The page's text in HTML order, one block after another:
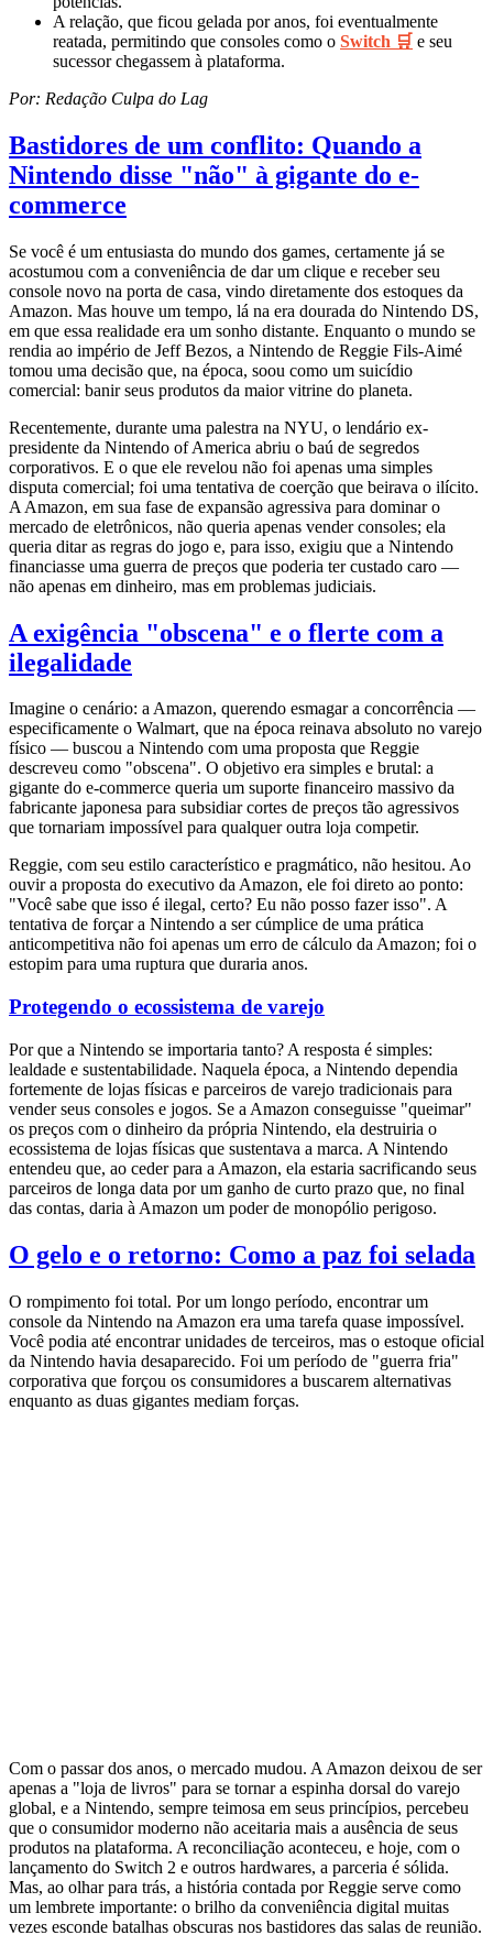
A relação, que ficou gelada por anos, foi eventualmente
reatada, permitindo que consoles como o Switch 🛒 e seu
sucessor chegassem à plataforma.
Por: Redação Culpa do Lag
Bastidores de um conflito: Quando a
Nintendo disse "não" à gigante do e-
commerce
Se você é um entusiasta do mundo dos games, certamente já se
acostumou com a conveniência de dar um clique e receber seu
console novo na porta de casa, vindo diretamente dos estoques da
Amazon. Mas houve um tempo, lá na era dourada do Nintendo DS,
em que essa realidade era um sonho distante. Enquanto o mundo se
rendia ao império de Jeff Bezos, a Nintendo de Reggie Fils-Aimé
tomou uma decisão que, na época, soou como um suicídio
comercial: banir seus produtos da maior vitrine do planeta.
Recentemente, durante uma palestra na NYU, o lendário ex-
presidente da Nintendo of America abriu o baú de segredos
corporativos. E o que ele revelou não foi apenas uma simples
disputa comercial; foi uma tentativa de coerção que beirava o ilícito.
A Amazon, em sua fase de expansão agressiva para dominar o
mercado de eletrônicos, não queria apenas vender consoles; ela
queria ditar as regras do jogo e, para isso, exigiu que a Nintendo
financiasse uma guerra de preços que poderia ter custado caro —
não apenas em dinheiro, mas em problemas judiciais.
A exigência "obscena" e o flerte com a
ilegalidade
Imagine o cenário: a Amazon, querendo esmagar a concorrência —
especificamente o Walmart, que na época reinava absoluto no varejo
físico — buscou a Nintendo com uma proposta que Reggie
descreveu como "obscena". O objetivo era simples e brutal: a
gigante do e-commerce queria um suporte financeiro massivo da
fabricante japonesa para subsidiar cortes de preços tão agressivos
que tornariam impossível para qualquer outra loja competir.
Reggie, com seu estilo característico e pragmático, não hesitou. Ao
ouvir a proposta do executivo da Amazon, ele foi direto ao ponto:
"Você sabe que isso é ilegal, certo? Eu não posso fazer isso". A
tentativa de forçar a Nintendo a ser cúmplice de uma prática
anticompetitiva não foi apenas um erro de cálculo da Amazon; foi o
estopim para uma ruptura que duraria anos.
Protegendo o ecossistema de varejo
Por que a Nintendo se importaria tanto? A resposta é simples:
lealdade e sustentabilidade. Naquela época, a Nintendo dependia
fortemente de lojas físicas e parceiros de varejo tradicionais para
vender seus consoles e jogos. Se a Amazon conseguisse "queimar"
os preços com o dinheiro da própria Nintendo, ela destruiria o
ecossistema de lojas físicas que sustentava a marca. A Nintendo
entendeu que, ao ceder para a Amazon, ela estaria sacrificando seus
parceiros de longa data por um ganho de curto prazo que, no final
das contas, daria à Amazon um poder de monopólio perigoso.
O gelo e o retorno: Como a paz foi selada
O rompimento foi total. Por um longo período, encontrar um
console da Nintendo na Amazon era uma tarefa quase impossível.
Você podia até encontrar unidades de terceiros, mas o estoque oficial
da Nintendo havia desaparecido. Foi um período de "guerra fria"
corporativa que forçou os consumidores a buscarem alternativas
enquanto as duas gigantes mediam forças.
Com o passar dos anos, o mercado mudou. A Amazon deixou de ser
apenas a "loja de livros" para se tornar a espinha dorsal do varejo
global, e a Nintendo, sempre teimosa em seus princípios, percebeu
que o consumidor moderno não aceitaria mais a ausência de seus
produtos na plataforma. A reconciliação aconteceu, e hoje, com o
lançamento do Switch 2 e outros hardwares, a parceria é sólida.
Mas, ao olhar para trás, a história contada por Reggie serve como
um lembrete importante: o brilho da conveniência digital muitas
vezes esconde batalhas obscuras nos bastidores das salas de reunião.